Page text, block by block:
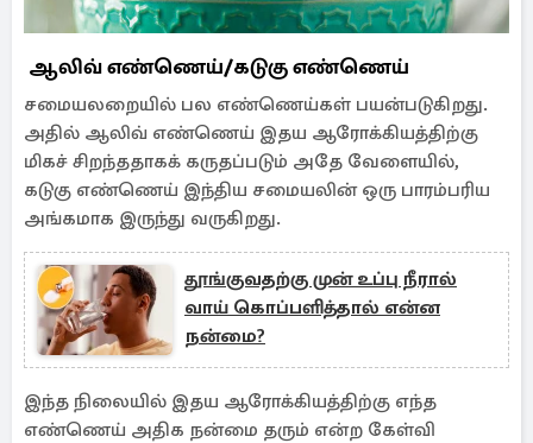
ஆலிவ் எண்ணெய்/கடுகு எண்ணெய்
சமையலறையில் பல எண்ணெய்கள் பயன்படுகிறது.
அதில் ஆலிவ் எண்ணெய் இதய ஆரோக்கியத்திற்கு
மிகச் சிறந்ததாகக் கருதப்படும் அதே வேளையில்,
கடுகு எண்ணெய் இந்திய சமையலின் ஒரு பாரம்பரிய
அங்கமாக இருந்து வருகிறது.
தூங்குவதற்கு முன் உப்பு நீரால்
வாய் கொப்பளித்தால் என்ன
நன்மை?
இந்த நிலையில் இதய ஆரோக்கியத்திற்கு எந்த
எண்ணெய் அதிக நன்மை தரும் என்ற கேள்வி